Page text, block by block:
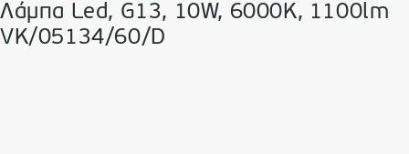
Λάμπα Led, G13, 10W, 6000K, 1100lm
VK/05134/60/D